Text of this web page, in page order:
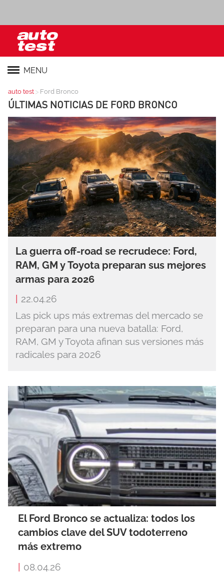
MENU
auto test > Ford Bronco
ÚLTIMAS NOTICIAS DE FORD BRONCO
La guerra off-road se recrudece: Ford,
RAM, GM y Toyota preparan sus mejores
armas para 2026
22.04.26
Las pick ups más extremas del mercado se
preparan para una nueva batalla: Ford,
RAM, GM y Toyota afinan sus versiones más
radicales para 2026
El Ford Bronco se actualiza: todos los
cambios clave del SUV todoterreno
más extremo
| 08.04.26